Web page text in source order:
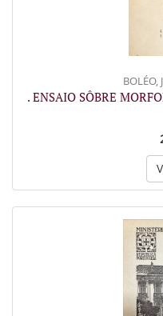
BOLÉO,
. ENSAIO SÔBRE